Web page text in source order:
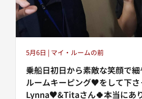
5月6日 | マイ・ルームの前
乗船日初日から素敵な笑顔で
ルームキーピング♥️をして下さ
Lynna♥️&Titaさん🍀本当にあ